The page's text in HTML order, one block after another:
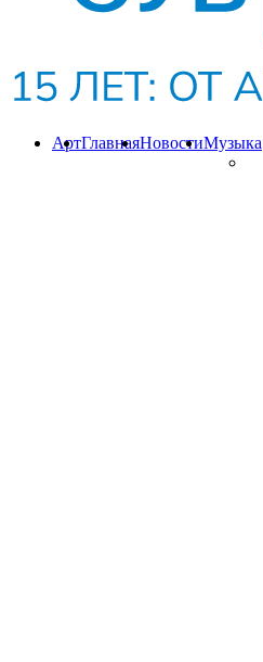
Музыка
Новости
Главная
Арт